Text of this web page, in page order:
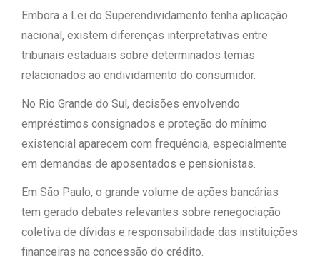
Embora a Lei do Superendividamento tenha aplicação
nacional, existem diferenças interpretativas entre
tribunais estaduais sobre determinados temas
relacionados ao endividamento do consumidor.
No Rio Grande do Sul, decisões envolvendo
empréstimos consignados e proteção do mínimo
existencial aparecem com frequência, especialmente
em demandas de aposentados e pensionistas.
Em São Paulo, o grande volume de ações bancárias
tem gerado debates relevantes sobre renegociação
coletiva de dívidas e responsabilidade das instituições
financeiras na concessão do crédito.